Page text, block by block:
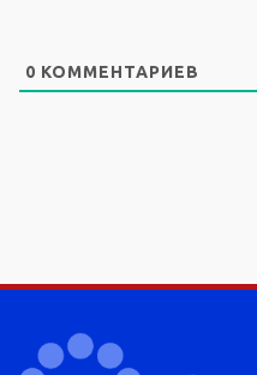
0 КОММЕНТАРИЕВ